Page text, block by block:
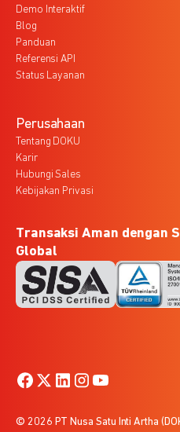
Demo Interaktif
Blog
Panduan
Referensi API
Status Layanan
Perusahaan
Tentang DOKU
Karir
Hubungi Sales
Kebijakan Privasi
Transaksi Aman dengan
Global
© 2026 PT Nusa Satu Inti Artha